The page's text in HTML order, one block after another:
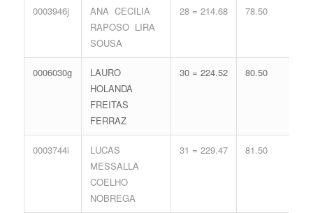
0003946j
ANA CECILIA
RAPOSO LIRA
SOUSA
28 = 214.68 78.50
0006030g
LAURO
HOLANDA
FREITAS
FERRAZ
30 = 224.52 80.50
0003744i
LUCAS
MESSALLA
COELHO
NOBREGA
31 = 229.47 81.50